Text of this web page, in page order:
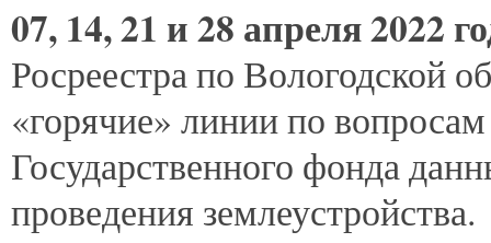
07, 14, 21 и 28 апреля 2022
Росреестра по Вологодской
«горячие» линии по
Государственного фонда
проведения землеустройства.